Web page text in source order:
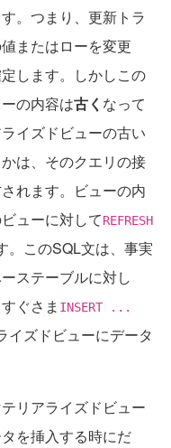
。つまり、更新トラ
またはローを変更
します。しかしこの
の内容は古く なって
イズドビューの古い
は、そのクエリの接
れます。ビューの内
ューに対してREFRESH
。このSQL文は、事実
ステーブルに対し
ぐさま INSERT ...
イズドビューにデータ
リアライズドビュー
を挿入する時にだ